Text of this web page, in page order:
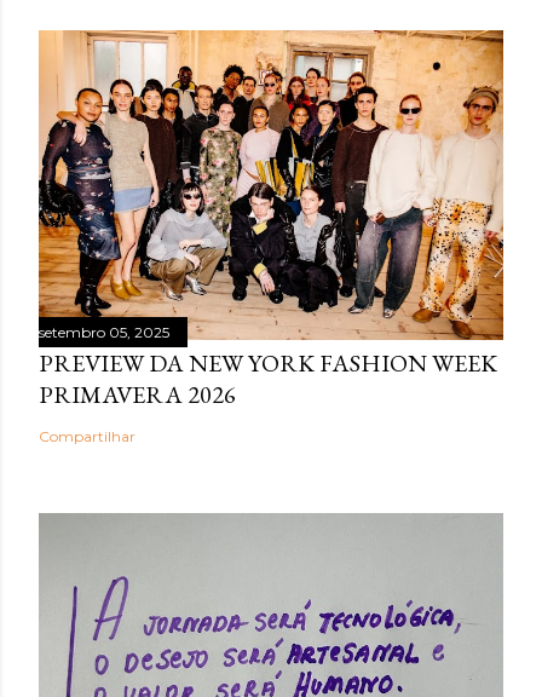
setembro 05, 2025
PREVIEW DA NEW YORK FASHION WEEK
PRIMAVERA 2026
Compartilhar